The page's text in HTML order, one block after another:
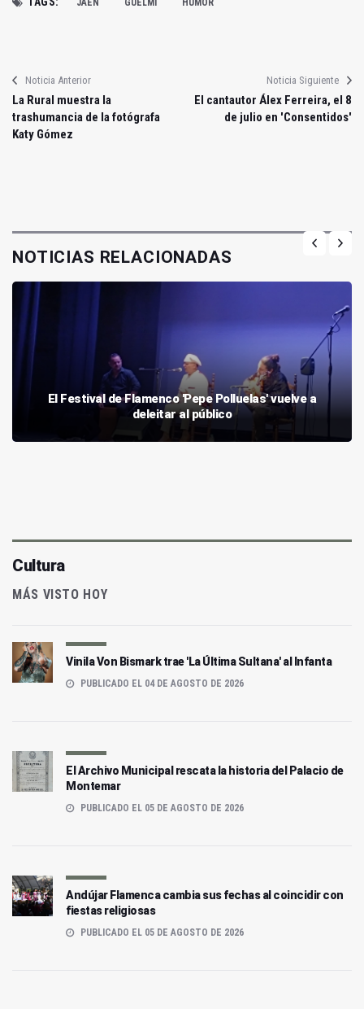
JAÉN GUELMI HUMOR
Noticia Anterior
La Rural muestra la
trashumancia de la fotógrafa
Katy Gómez
Noticia Siguiente
El cantautor Álex Ferreira, el 8
de julio en 'Consentidos'
NOTICIAS RELACIONADAS
El Festival de Flamenco 'Pepe Polluelas' vuelve a
deleitar al público
Cultura
MÁS VISTO HOY
Vinila Von Bismark trae 'La Última Sultana' al Infanta
PUBLICADO EL 04 DE AGOSTO DE 2026
El Archivo Municipal rescata la historia del Palacio de
Montemar
PUBLICADO EL 05 DE AGOSTO DE 2026
Andújar Flamenca cambia sus fechas al coincidir con
fiestas religiosas
PUBLICADO EL 05 DE AGOSTO DE 2026